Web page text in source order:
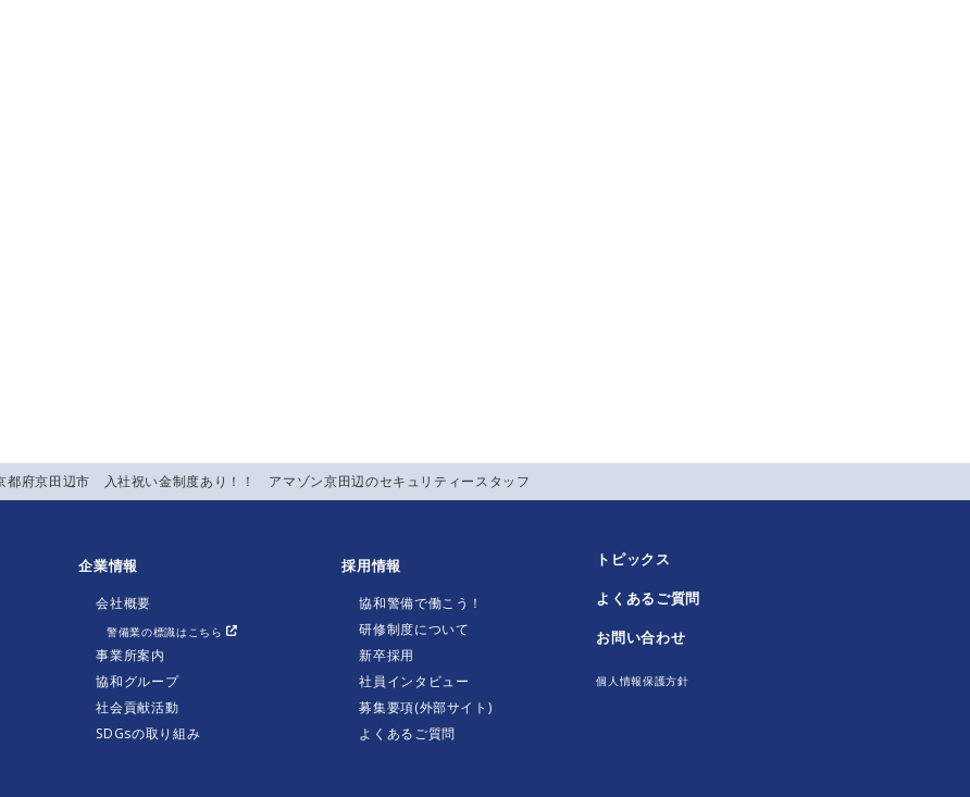
都府京田辺市 入社祝い金制度あり！！ アマゾン京田辺のセキュリティースタッフ
企業情報
会社概要
警備業の標識はこちら
事業所案内
協和グループ
社会貢献活動
SDGsの取り組み
採用情報
協和警備で働こう！
研修制度について
新卒採用
社員インタビュー
募集要項(外部サイト)
よくあるご質問
トピックス
よくあるご質問
お問い合わせ
個人情報保護方針